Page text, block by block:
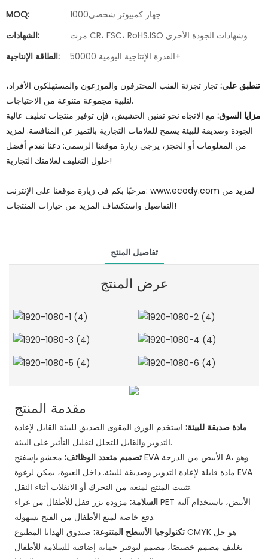
تنطبق على: تجار تجزئة القنب المحترفون والموزعون والمستهلكون الأفراد،
لتلبية مجموعة متنوعة من الاحتياجات.
مزايا السوق: مع الاتجاه نحو تقنين الحشيش، فإن توفير منتجات تغليف عالية
الجودة وصديقة للبيئة يسمح للعلامات التجارية بالتميز عن المنافسة. لمزيد
من المعلومات أو الحجز، يرجى زيارة موقعنا الرسمي: دعنا نقدم أفضل
حلول التغليف لعلامتك التجارية!
مرحبًا بكم في زيارة موقعنا على الإنترنت: www.ecody.com لمزيد من
التفاصيل واستكشاف المزيد من خيارات المنتجات!
MOQ:
جهاز كمبيوتر شخصى1000
الشهادات:
مرت CR، FSC، RoHS.ISO وشهادات الجودة الأخرى
الطاقة الإنتاجية:
القدرة الإنتاجية اليومية 50000+
تفاصيل المنتج
عرض المنتج
مقدمة المنتج
مادة صديقة للبيئة: استخدم الورق المقوى الصديق للبيئة القابل لإعادة
التدوير والقابل للتحلل لتقليل التأثير على البيئة.
تصميم متعدد الوظائف: محشو بإسفنج EVA الأبيض من الدرجة A، وهو
مادة قابلة لإعادة التدوير وصديقة للبيئة. داخل العبوة، يمكن لرغوة EVA
تثبيت المنتج لمنعه من التحرك أو الانقلاب أثناء النقل.
السلامة: مزودة بزر قفل للأطفال من غراء PET الأبيض، باستخدام آلية
دفع خاصة لمنع الأطفال من الفتح بسهولة.
تكنولوجيا الأسطح المتنوعة: صندوق الهدايا المطبوع CMYK هو حل
تغليف مصمم خصيصًا، مصمم لتوفير حماية إضافية للسلامة للأطفال